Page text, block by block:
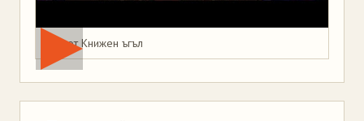
Мая от Книжен ъгъл